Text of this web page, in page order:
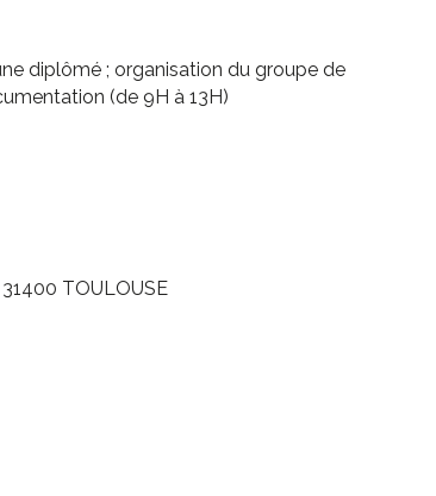
diplômé ; organisation du groupe de
(de 9H à 13H)
TOULOUSE